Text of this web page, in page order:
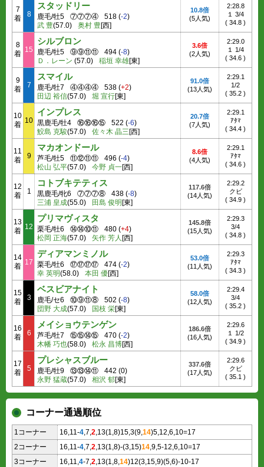
7
着
8
スタッドリー
鹿毛/牡5 ⑦⑦⑦④ 518 (-2)
武 豊(57.0) 奥村 豊[西]
10.8倍
(5人気)
2:28.8
１ 3/4
( 34.8 )
8
着 15
シルブロン
鹿毛/牡5 ⑨⑨⑪⑪ 494 (-8)
Ｄ．レーン (57.0) 稲垣 幸雄[東]
3.6倍
(2人気)
2:29.0
１ 1/4
( 34.6 )
9
着
7
スマイル
鹿毛/牡7 ④④④④ 538 (+2)
田辺 裕信(57.0) 堀 宣行[東]
91.0倍
(13人気)
2:29.1
1/2
( 35.2 )
10
着 10
インプレス
黒鹿毛/牡4 ⑯⑯⑯⑮ 522 (-6)
鮫島 克駿(57.0) 佐々木 晶三[西]
20.7倍
(7人気)
2:29.1
ｱﾀﾏ
( 34.4 )
11
着
9
マカオンドール
芦毛/牡5 ⑪⑫⑪⑪ 496 (-4)
松山 弘平(57.0) 今野 貞一[西]
8.6倍
(4人気)
2:29.1
ｱﾀﾏ
( 34.6 )
12
着
1
コトブキテティス
黒鹿毛/牝6 ⑦⑦⑦⑧ 438 (-8)
三浦 皇成(55.0) 田島 俊明 [東]
117.6倍
(14人気)
2:29.2
クビ
( 34.9 )
13
着 12
プリマヴィスタ
栗毛/牡6 ⑭⑭⑩⑪ 480 (+4)
松岡 正海(57.0) 矢作 芳人 [西]
145.8倍
(15人気)
2:29.3
3/4
( 34.8 )
14
着 17
ディアマンミノル
栗毛/牡6 ⑰⑰⑰⑰ 474 (-2)
幸 英明(58.0) 本田 優[西]
53.0倍
(11人気)
2:29.3
ｱﾀﾏ
( 34.3 )
15
着
3
ベスビアナイト
鹿毛/セ6 ⑩⑨⑪⑧ 502 (-8)
団野 大成(57.0) 国枝 栄[東]
58.0倍
(12人気)
2:29.4
3/4
( 35.2 )
16
着
6
メイショウテンゲン
芦毛/牡7 ⑮⑮⑭⑮ 470 (-2)
木幡 巧也(58.0) 松永 昌博[西]
186.6倍
(16人気)
2:29.6
１ 1/2
( 34.9 )
17
着
5
プレシャスブルー
鹿毛/牡9 ⑬⑬⑭⑪ 442 (0)
永野 猛蔵(57.0) 相沢 郁[東]
337.6倍
(17人気)
2:29.6
クビ
( 35.1 )
コーナー通過順位
1コーナー 16,11-4,7,2,13(1,8)15,3(9,14)5,12,6,10=17
2コーナー
16,11-4,7,2,13(1,8)-(3,15)14,9,5-12,6,10=17
3コーナー
16,11,4-7,2,13(1,8,14)12(3,15,9)(5,6)-10-17